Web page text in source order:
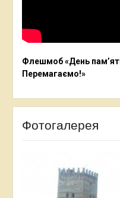
Флешмоб «День
Перемагаємо!»
Фотогалерея